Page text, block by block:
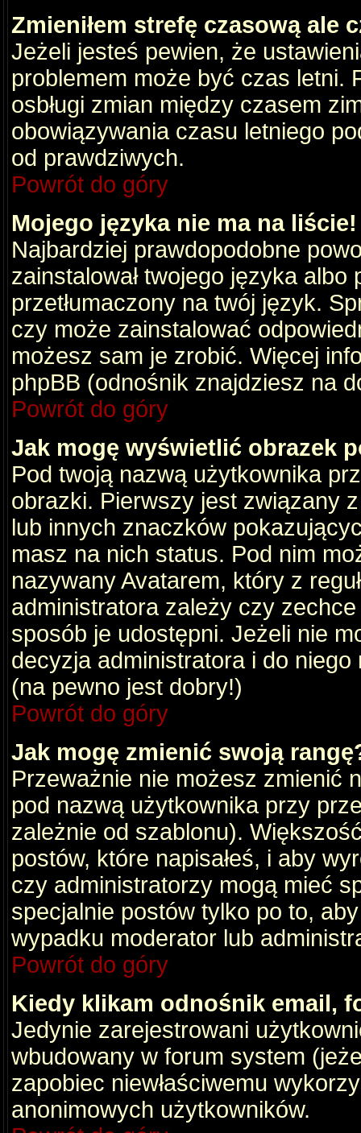
Zmieniłem strefę czasową ale
Jeżeli jesteś pewien, że
problemem może być czas letni.
osbługi zmian między czasem
obowiązywania czasu letniego
od prawdziwych.
Powrót do góry
Mojego języka nie ma na liście!
Najbardziej prawdopodobne
zainstalował twojego języka albo
przetłumaczony na twój język.
czy może zainstalować
możesz sam je zrobić. Więcej
phpBB (odnośnik znajdziesz na
Powrót do góry
Jak mogę wyświetlić obrazek
Pod twoją nazwą użytkownika
obrazki. Pierwszy jest związany
lub innych znaczków
masz na nich status. Pod nim
nazywany Avatarem, który z
administratora zależy czy
sposób je udostępni. Jeżeli nie
decyzja administratora i do
(na pewno jest dobry!)
Powrót do góry
Jak mogę zmienić swoją
Przeważnie nie możesz zmienić
pod nazwą użytkownika przy
zależnie od szablonu).
postów, które napisałeś, i aby
czy administratorzy mogą mieć
specjalnie postów tylko po to,
wypadku moderator lub
Powrót do góry
Kiedy klikam odnośnik email,
Jedynie zarejestrowani
wbudowany w forum system
zapobiec niewłaściwemu
anonimowych użytkowników.